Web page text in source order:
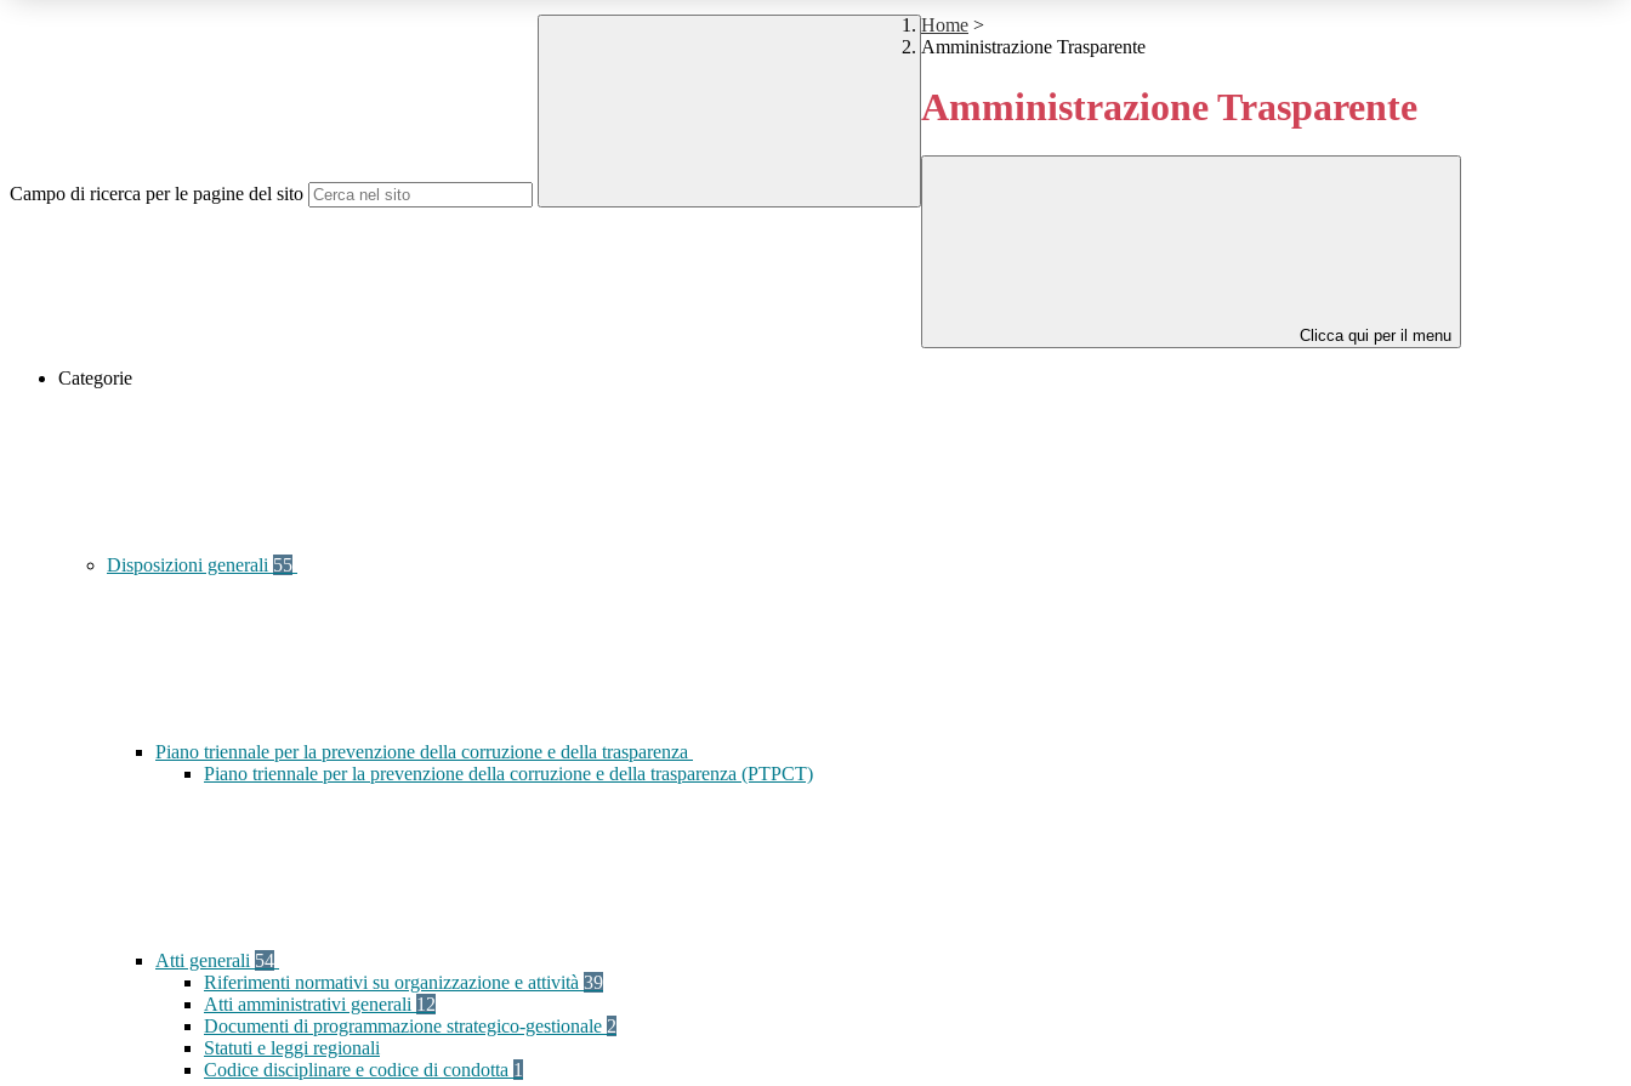
Campo di ricerca per le pagine del sito
Home >
Amministrazione Trasparente
Amministrazione Trasparente
Clicca qui per il menu
Categorie
Disposizioni generali 55
Piano triennale per la prevenzione della corruzione e della trasparenza
Piano triennale per la prevenzione della corruzione e della trasparenza (PTPCT)
Atti generali 54
Riferimenti normativi su organizzazione e attività 39
Atti amministrativi generali 12
Documenti di programmazione strategico-gestionale 2
Statuti e leggi regionali
Codice disciplinare e codice di condotta 1